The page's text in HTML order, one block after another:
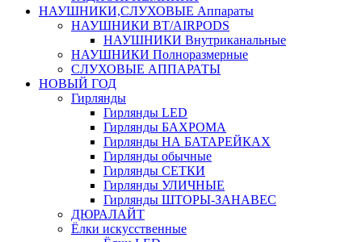
НАУШНИКИ,СЛУХОВЫЕ Аппараты
НАУШНИКИ BT/AIRPODS
НАУШНИКИ Внутриканальные
НАУШНИКИ Полноразмерные
СЛУХОВЫЕ АППАРАТЫ
НОВЫЙ ГОД
Гирлянды
Гирлянды LED
Гирлянды БАХРОМА
Гирлянды НА БАТАРЕЙКАХ
Гирлянды обычные
Гирлянды СЕТКИ
Гирлянды УЛИЧНЫЕ
Гирлянды ШТОРЫ-ЗАНАВЕС
ДЮРАЛАЙТ
Ёлки искусственные